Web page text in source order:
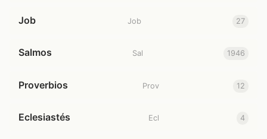
Job Job 27
Salmos Sal 1946
Proverbios Prov 12
Eclesiastés Ecl 4